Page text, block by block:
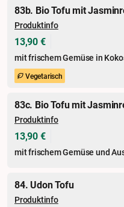
83b. Bio Tofu mit
Produktinfo
13,90 €
mit frischem Gemüse in
Vegetarisch
83c. Bio Tofu mit
Produktinfo
13,90 €
mit frischem Gemüse und
84. Udon Tofu
Produktinfo